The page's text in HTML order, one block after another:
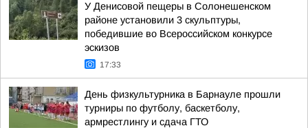
У Денисовой пещеры в Солонешенском
районе установили 3 скульптуры,
победившие во Всероссийском конкурсе
эскизов
17:33
День физкультурника в Барнауле прошли
турниры по футболу, баскетболу,
армрестлингу и сдача ГТО